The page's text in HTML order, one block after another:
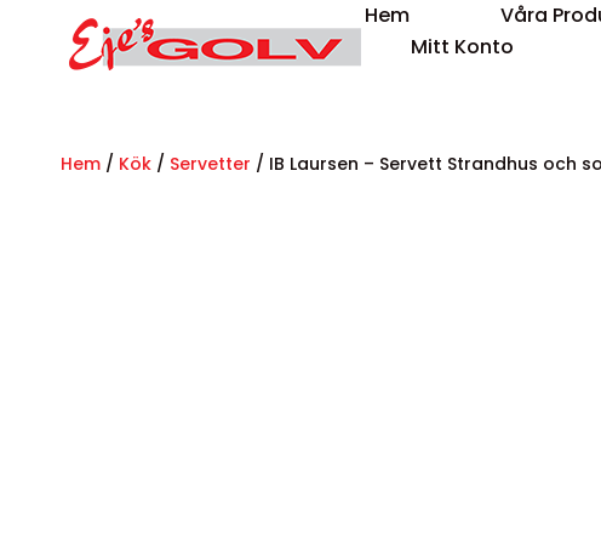
Hem Våra
Mitt Konto
Hem / Kök / Servetter / IB Laursen – Servett Strandhus och